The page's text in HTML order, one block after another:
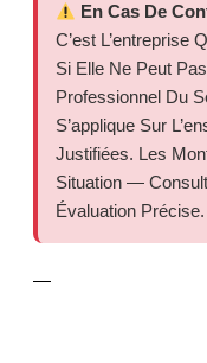
En Cas De
C’est L’entreprise
Si Elle Ne Peut
Professionnel Du
S’applique Sur
Justifiées. Les
Situation —
Évaluation Précise.
—